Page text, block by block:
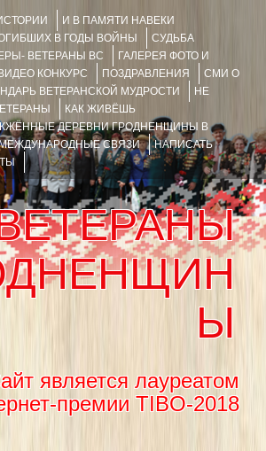
И В ПАМЯТИ НАВЕКИ
В ГОДЫ ВОЙНЫ
СУДЬБА
ВЕТЕРАНЫ ВС
ГАЛЕРЕЯ ФОТО И
КОНКУРС ПОЗДРАВЛЕНИЯ
СМИ О
ВЕТЕРАНСКОЙ МУДРОСТИ
НЕ
КАК ЖИВЁШЬ
ДЕРЕВНИ ГРОДНЕНЩИНЫ В
СВЯЗИ
НАПИСАТЬ
Ы
является лауреатом
премии TIBO-2018